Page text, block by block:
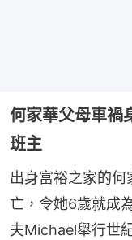
何家華父母車
班主
出身富裕之家的
亡，令她6歲就成
夫Michael舉行世